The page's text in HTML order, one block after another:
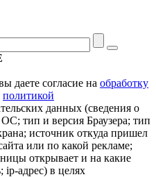
даете согласие на обработку
политикой
данных (сведения о
тип и версия Браузера; тип
источник откуда пришел
или по какой рекламе;
открывает и на какие
ip-адрес) в целях